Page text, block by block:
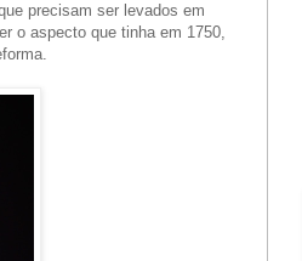
precisam ser levados em
o aspecto que tinha em 1750,